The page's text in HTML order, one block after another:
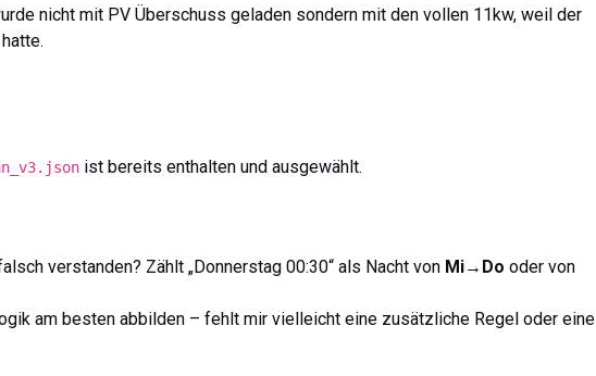
nicht mit PV Überschuss geladen sondern mit den vollen 11kw, weil der
ist bereits enthalten und ausgewählt.
verstanden? Zählt „Donnerstag 00:30“ als Nacht von Mi→Do oder von
am besten abbilden – fehlt mir vielleicht eine zusätzliche Regel oder eine